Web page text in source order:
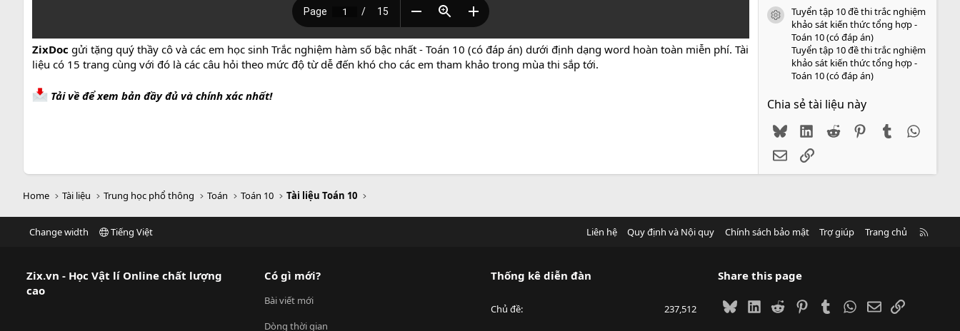
ZixDoc gửi tặng quý thầy cô và các em học sinh Trắc nghiệm hàm số bậc nhất - Toán 10 (có đáp án) dưới định dạng word hoàn toàn miễn phí. Tài
liệu có 15 trang cùng với đó là các câu hỏi theo mức độ từ dễ đến khó cho các em tham khảo trong mùa thi sắp tới.
Tải về để xem bản đầy đủ và chính xác nhất!
icon tài liệu
Tuyển tập 10 đề thi trắc nghiệm
khảo sát kiến thức tổng hợp -
Toán 10 (có đáp án)
Tuyển tập 10 đề thi trắc nghiệm
khảo sát kiến thức tổng hợp -
Toán 10 (có đáp án)
Chia sẻ tài liệu này
BlueskyLinkedIn
Reddit PinterestTumblr
EmailLink
Home Tài liệu Trung học phổ thông Toán Toán 10 Tài liệu Toán 10
Change width Tiếng Việt Liên hệ Quy định và Nội quy Chính sách bảo mật Trợ giúp Trang chủ
Zix.vn - Học Vật lí Online chất lượng
cao
Có gì mới?
Bài viết mới
Dòng thời gian
Thống kê diễn đàn
Chủ đề 237,512
Share this page
BlueskyLinkedIn
Reddit PinterestTumblrWhatsApp
EmailLink